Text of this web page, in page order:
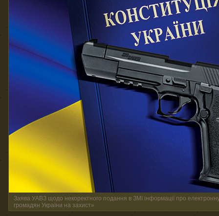
Заява УАВЗ щодо некоректного подання в ЗМІ інформації про
громадян України на захист»